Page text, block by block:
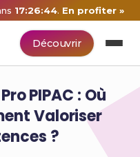
17:26:43. En profiter »
Découvrir
PIPAC : Où
Valoriser
?